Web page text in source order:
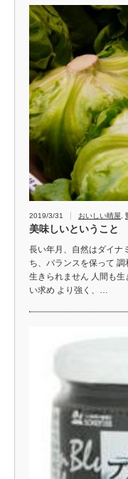
2019/3/31 おいしい晴屋
美味しいということ
長い年月、自然はダイナ
ち、バランスを保って
生きられません 人間も
い求め より強く、…